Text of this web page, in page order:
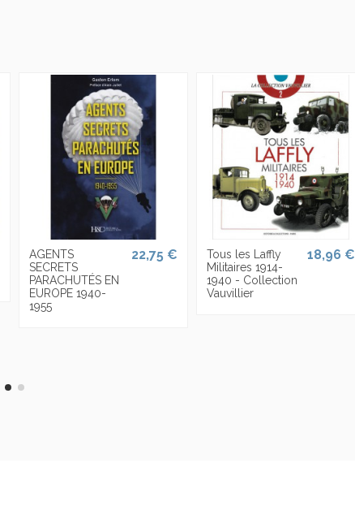
AGENTS
SECRETS
PARACHUTÉS EN
EUROPE 1940-
1955
22,75 €
Tous les Laffly
Militaires 1914-
1940 - Collection
Vauvillier
18,96 €